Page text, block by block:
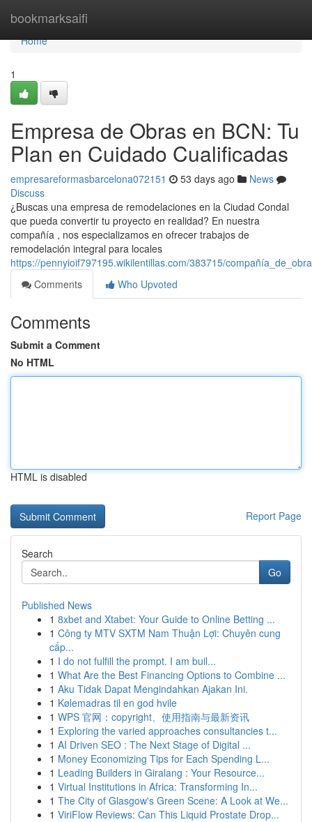
bookmarksaifi
Home
Home
1
Empresa de Obras en BCN: Tu
Plan en Cuidado Cualificadas
empresareformasbarcelona072151 53 days ago
News
Discuss
¿Buscas una empresa de remodelaciones en la Ciudad Condal
que pueda convertir tu proyecto en realidad? En nuestra
compañía , nos especializamos en ofrecer trabajos de
remodelación integral para locales
https://pennyioif797195.wikilentillas.com/383715/
Comments
Who Upvoted
Comments
Submit a Comment
No HTML
HTML is disabled
Report Page
Search
Go
Published News
1 8xbet and Xtabet: Your Guide to Online Betting ...
1 Công ty MTV SXTM Nam Thuận Lợi: Chuyên cung
cấp...
1 I do not fulfill the prompt. I am buil...
1 What Are the Best Financing Options to Combine ...
1 Aku Tidak Dapat Mengindahkan Ajakan Ini.
1 Kølemadras til en god hvile
1 WPS 官网：copyright、使用指南与最新资讯
1 Exploring the varied approaches consultancies t...
1 AI Driven SEO : The Next Stage of Digital ...
1 Money Economizing Tips for Each Spending L...
1 Leading Builders in Giralang : Your Resource...
1 Virtual Institutions in Africa: Transforming In...
1 The City of Glasgow's Green Scene: A Look at We...
1 ViriFlow Reviews: Can This Liquid Prostate Drop...